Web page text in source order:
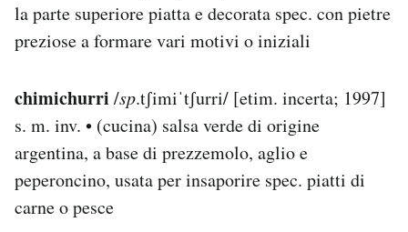
la parte superiore piatta e decorata spec. con pietre
preziose a formare vari motivi o iniziali
chimichurri /sp.tʃimiˈtʃurri/ [etim. incerta; 1997]
s. m. inv. • (cucina) salsa verde di origine
argentina, a base di prezzemolo, aglio e
peperoncino, usata per insaporire spec. piatti di
carne o pesce